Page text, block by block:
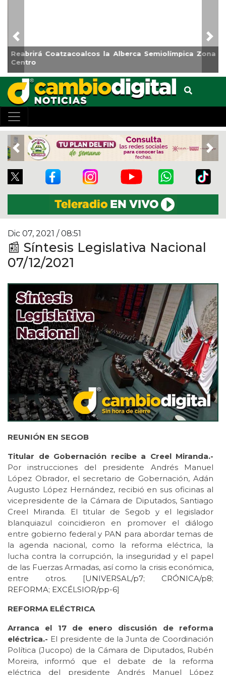
Reabrirá Coatzacoalcos la Alberca Semiolímpica Zona
Centro
Previous
Previous
Dic 07, 2021 / 08:51
📰 Síntesis Legislativa Nacional
07/12/2021
REUNIÓN EN SEGOB
Titular de Gobernación recibe a Creel Miranda.-
Por instrucciones del presidente Andrés Manuel
López Obrador, el secretario de Gobernación, Adán
Augusto López Hernández, recibió en sus oficinas al
vicepresidente de la Cámara de Diputados, Santiago
Creel Miranda. El titular de Segob y el legislador
blanquiazul coincidieron en promover el diálogo
entre gobierno federal y PAN para abordar temas de
la agenda nacional, como la reforma eléctrica, la
lucha contra la corrupción, la inseguridad y el papel
de las Fuerzas Armadas, así como la crisis económica,
entre otros. [UNIVERSAL/p7; CRÓNICA/p8;
REFORMA; EXCÉLSIOR/pp-6]
REFORMA ELÉCTRICA
Arranca el 17 de enero discusión de reforma
eléctrica.- El presidente de la Junta de Coordinación
Política (Jucopo) de la Cámara de Diputados, Rubén
Moreira, informó que el debate de la reforma
eléctrica del presidente Andrés Manuel López